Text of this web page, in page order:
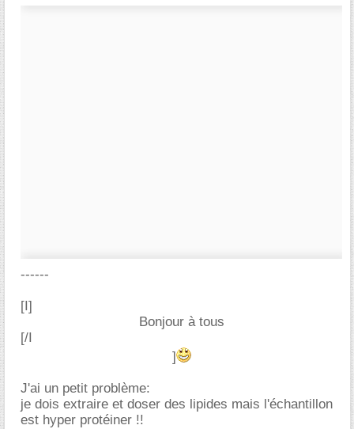
------
[I]
Bonjour à tous
[/I
]
J'ai un petit problème:
je dois extraire et doser des lipides mais l'échantillon
est hyper protéiner !!